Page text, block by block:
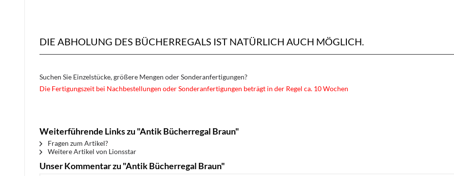
DIE ABHOLUNG DES BÜCHERREGALS IST NATÜRLICH AUCH MÖGLICH.
Suchen Sie Einzelstücke, größere Mengen oder Sonderanfertigungen?
Die Fertigungszeit bei Nachbestellungen oder Sonderanfertigungen beträgt in der Regel ca. 10 Wochen
Weiterführende Links zu "Antik Bücherregal Braun"
Fragen zum Artikel?
Weitere Artikel von Lionsstar
Unser Kommentar zu "Antik Bücherregal Braun"